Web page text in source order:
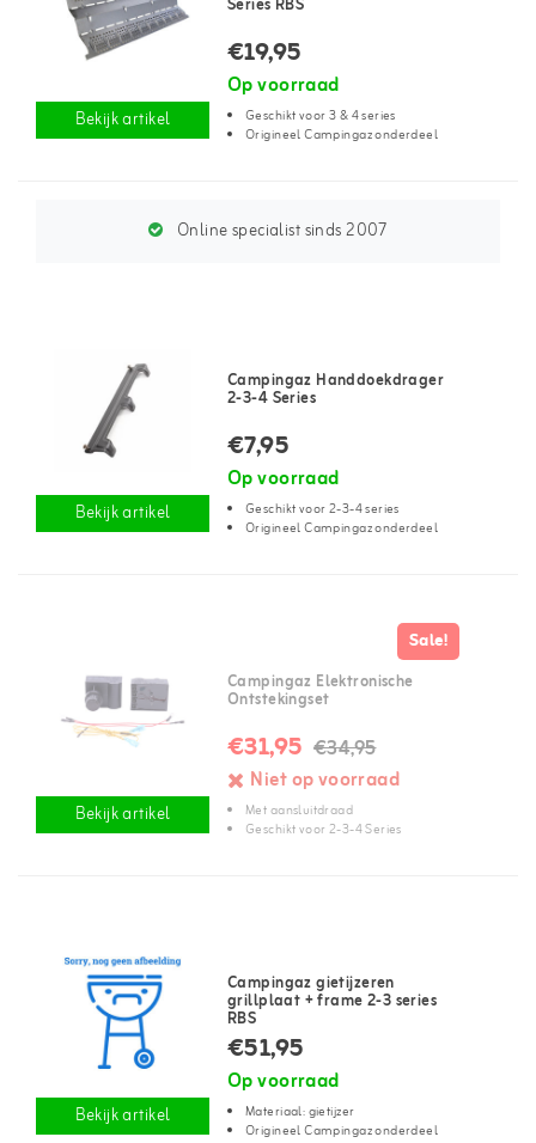
Bekijk artikel
Series RBS
€19,95
Op voorraad
Geschikt voor 3 & 4 series
Origineel Campingaz onderdeel
Online specialist sinds 2007
Bekijk artikel
Campingaz Handdoekdrager
2-3-4 Series
€7,95
Op voorraad
Geschikt voor 2-3-4 series
Origineel Campingaz onderdeel
Bekijk artikel
Sale!
Campingaz Elektronische
Ontstekingset
€31,95 €34,95
Niet op voorraad
Met aansluitdraad
Geschikt voor 2-3-4 Series
Bekijk artikel
Campingaz gietijzeren
grillplaat + frame 2-3 series
RBS
€51,95
Op voorraad
Materiaal: gietijzer
Origineel Campingaz onderdeel